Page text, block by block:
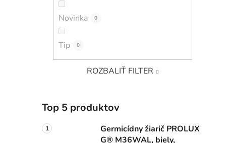
Novinka 0
Tip 0
ROZBALIŤ FILTER
Top 5 produktov
Germicídny žiarič PROLUX
G® M36WAL, biely,